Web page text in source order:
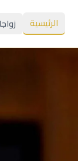
الرئيسية